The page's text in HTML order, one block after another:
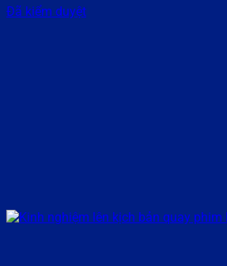
Đã kiểm duyệt